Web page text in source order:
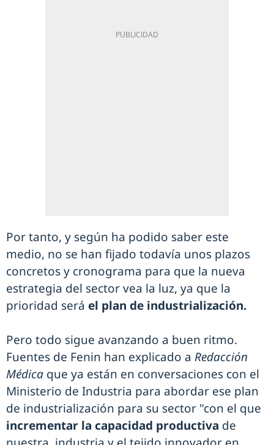
Por tanto, y según ha podido saber este
medio, no se han fijado todavía unos plazos
concretos y cronograma para que la nueva
estrategia del sector vea la luz, ya que la
prioridad será el plan de industrialización.
Pero todo sigue avanzando a buen ritmo.
Fuentes de Fenin han explicado a Redacción
Médica que ya están en conversaciones con el
Ministerio de Industria para abordar ese plan
de industrialización para su sector "con el que
incrementar la capacidad productiva de